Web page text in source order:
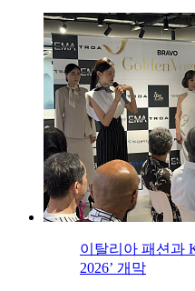
이탈리아 패션과
2026’ 개막